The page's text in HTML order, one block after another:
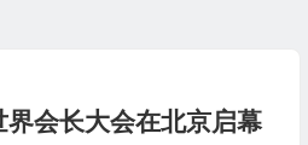
会长大会在北京启幕